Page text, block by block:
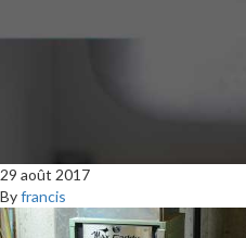
29 août 2017
Byfrancis